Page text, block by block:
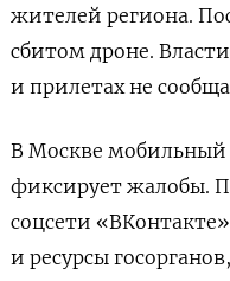
жителей региона.
сбитом дроне.
и прилетах не
В Москве мобильный
фиксирует жалобы.
соцсети
и ресурсы